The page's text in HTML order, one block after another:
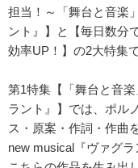
担当！～「舞台と音楽
ント』】と【毎日数分
効率UP！】の2大特集で
第1特集【「舞台と音
ラント』】では、ポル
ス・原案・作詞・作曲
new musical『ヴァグラ